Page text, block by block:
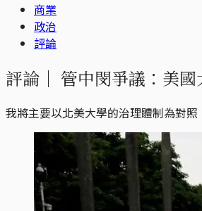
商業
政治
評論
評論｜ 管中閔爭議：美
我將主要以北美大學的治理體制為對